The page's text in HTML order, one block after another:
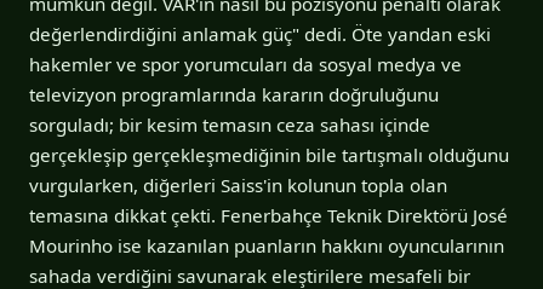
değerlendirdiğini anlamak güç" dedi. Öte yandan eski
hakemler ve spor yorumcuları da sosyal medya ve
televizyon programlarında kararın doğruluğunu
sorguladı; bir kesim temasın ceza sahası içinde
gerçekleşip gerçekleşmediğinin bile tartışmalı olduğunu
vurgularken, diğerleri Saiss'in kolunun topla olan
temasına dikkat çekti. Fenerbahçe Teknik Direktörü José
Mourinho ise kazanılan puanların hakkını oyuncularının
sahada verdiğini savunarak eleştirilere mesafeli bir